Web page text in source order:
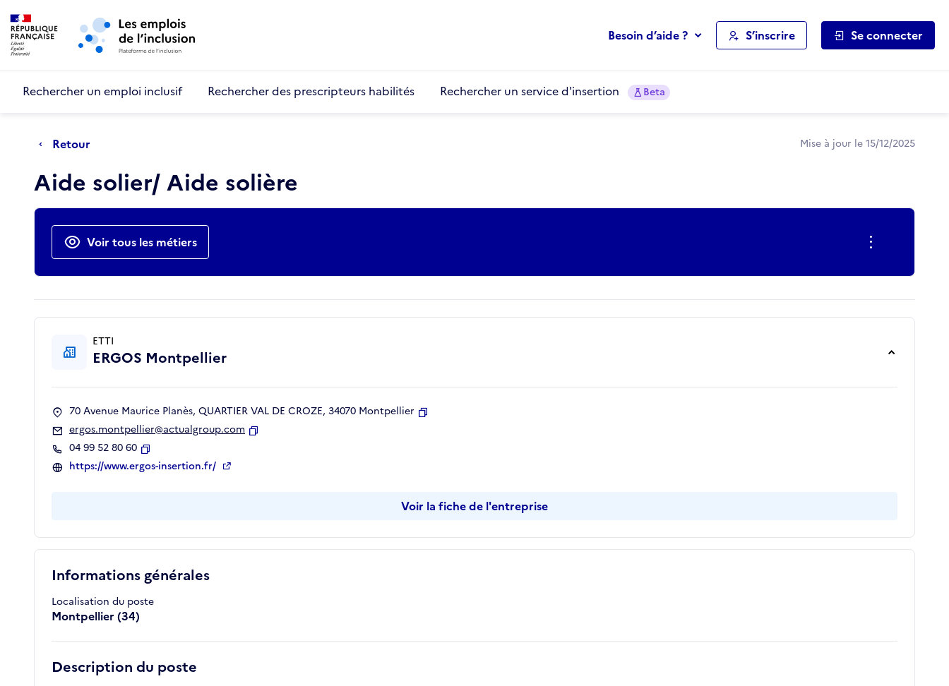
Aller au menu principal
Besoin d’aide ? S’inscrire Se connecter
Rechercher un emploi inclusif Rechercher des prescripteurs habilités Rechercher un service d'insertion Beta
Retour Mise à jour le 15/12/2025
Aide solier/ Aide solière
Actions rapides
Voir tous les métiers
Informations générales
Localisation du poste
Montpellier (34)
Description du poste
ETTI
ERGOS Montpellier
70 Avenue Maurice Planès, QUARTIER VAL DE CROZE, 34070 Montpellier
ergos.montpellier@actualgroup.com
04 99 52 80 60
Copier
https://www.ergos-insertion.fr/
Voir la fiche de l'entreprise